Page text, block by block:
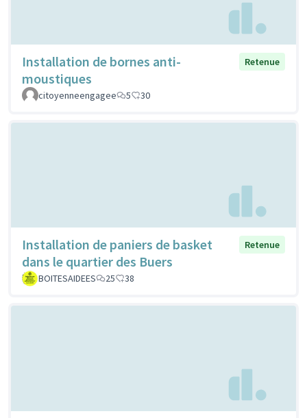
Installation de bornes anti-
moustiques
Retenue
citoyenneengagee 5 30
Installation de paniers de basket
dans le quartier des Buers
Retenue
BOITESAIDEES 25 38